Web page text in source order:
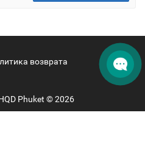
возврата
Phuket © 2026